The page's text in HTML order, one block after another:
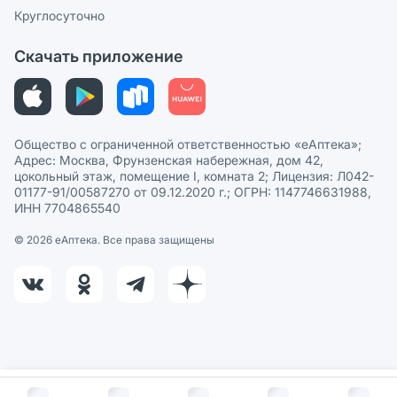
Политика рекомендаций
Этика и соответствие
Политика в отношении обработки персональных данных
Круглосуточно
Скачать приложение
Общество с ограниченной ответственностью «еАптека»;
Адрес: Москва, Фрунзенская набережная, дом 42,
цокольный этаж, помещение I, комната 2; Лицензия: Л042-
01177-91/00587270 от 09.12.2020 г.; ОГРН: 1147746631988,
ИНН 7704865540
© 2026 eАптека. Все права защищены